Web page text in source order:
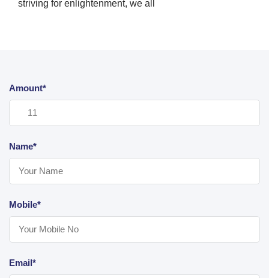
striving for enlightenment, we all
Amount*
Name*
Mobile*
Email*